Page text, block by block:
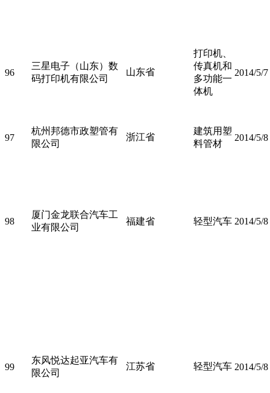
96
三星电子（山东）数
码打印机有限公司
山东省
打印机、
传真机和
多功能一
体机
2014/5/7
97
杭州邦德市政塑管有
限公司
浙江省
建筑用塑
料管材
2014/5/8
98
厦门金龙联合汽车工
业有限公司
福建省 轻型汽车 2014/5/8
99
东风悦达起亚汽车有
限公司
江苏省 轻型汽车 2014/5/8